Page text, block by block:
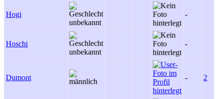
Hogi -
Hoschi -
Dumont - 2